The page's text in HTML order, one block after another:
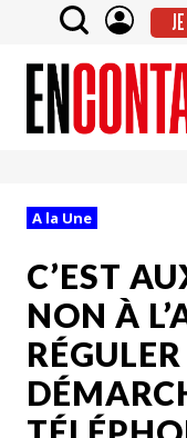
A la Une
C’EST
NON À